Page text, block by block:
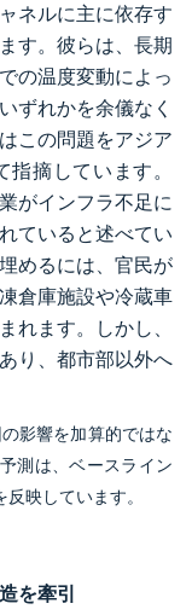
ネルに主に依存す
す。彼らは、長期
の温度変動によっ
ずれかを余儀なく
この問題をアジア
摘しています。
がインフラ不足に
ていると述べてい
めるには、官民が
倉庫施設や冷蔵車
れます。しかし、
り、都市部以外へ
影響を加算的ではな
測は、ベースライン
映しています。
を牽引